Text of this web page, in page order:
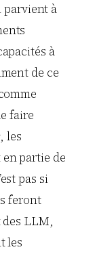
parvient à
à
de ce
faire
, les
partie de
pas si
feront
des LLM,
les